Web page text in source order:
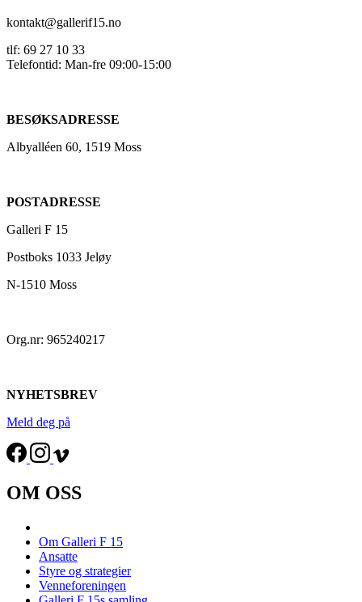
kontakt@gallerif15.no
tlf: 69 27 10 33
Telefontid: Man-fre 09:00-15:00
BESØKSADRESSE
Albyalléen 60, 1519 Moss
POSTADRESSE
Galleri F 15
Postboks 1033 Jeløy
N-1510 Moss
Org.nr: 965240217
NYHETSBREV
Meld deg på
OM OSS
Om Galleri F 15
Ansatte
Styre og strategier
Venneforeningen